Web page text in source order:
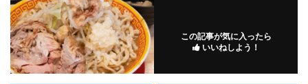
この記事が気に入ったら
いいねしよう！